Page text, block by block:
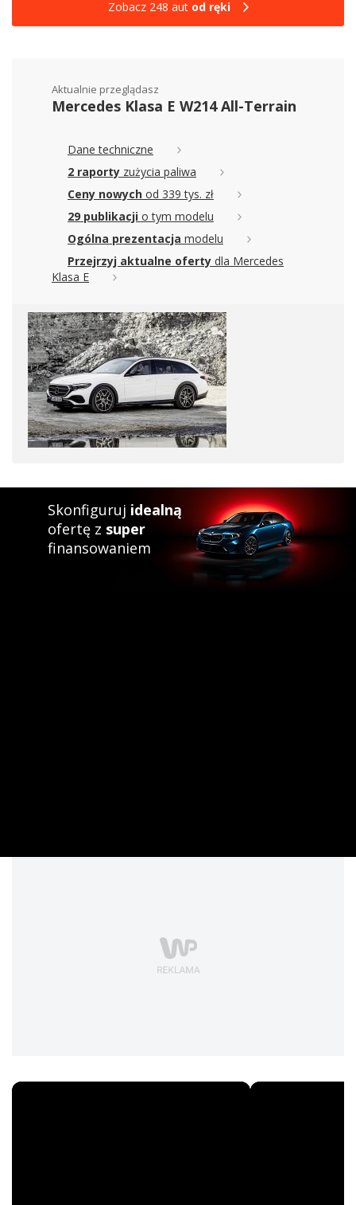
Zobacz 248 aut od ręki
Aktualnie przeglądasz
Mercedes Klasa E W214 All-Terrain
Dane techniczne
2 raporty zużycia paliwa
Ceny nowych od 339 tys. zł
29 publikacji o tym modelu
Ogólna prezentacja modelu
Przejrzyj aktualne oferty dla Mercedes
Klasa E
Skonfiguruj idealną
ofertę z super
finansowaniem